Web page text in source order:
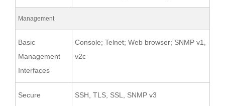
Management
Basic
Management
Interfaces
Console; Telnet; Web browser; SNMP v1,
v2c
Secure
SSH, TLS, SSL, SNMP v3